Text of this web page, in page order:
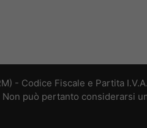
- Codice Fiscale e Partita
può pertanto considerarsi